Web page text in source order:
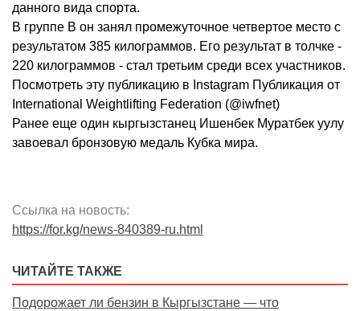
данного вида спорта.
В группе В он занял промежуточное четвертое место с
результатом 385 килограммов. Его результат в толчке -
220 килограммов - стал третьим среди всех участников.
Посмотреть эту публикацию в Instagram Публикация от
International Weightlifting Federation (@iwfnet)
Ранее еще один кыргызстанец Ишенбек Муратбек уулу
завоевал бронзовую медаль Кубка мира.
Ссылка на новость:
https://for.kg/news-840389-ru.html
ЧИТАЙТЕ ТАКЖЕ
Подорожает ли бензин в Кыргызстане — что